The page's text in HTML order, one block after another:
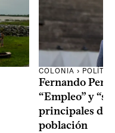
COLONIA ›
Fernando
“Empleo” y
principales
población